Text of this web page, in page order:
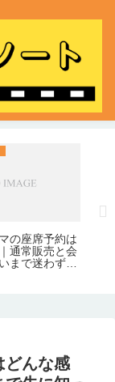
の座席予約は
通常販売と会
まで迷わずわ
どんな感